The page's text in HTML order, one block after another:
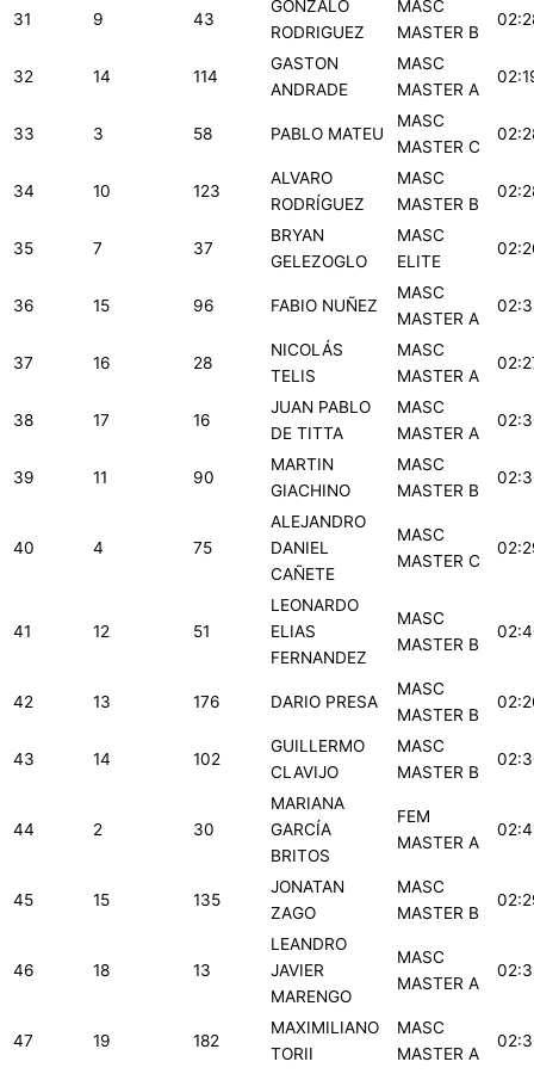
31 9 43
GONZALO
RODRIGUEZ
MASC
MASTER B
32 14 114
GASTON
ANDRADE
MASC
MASTER A
33 3 58 PABLO MATEU
MASC
MASTER C
34 10 123
ALVARO
RODRÍGUEZ
MASC
MASTER B
35 7 37
BRYAN
GELEZOGLO
MASC
ELITE
36 15 96 FABIO NUÑEZ
MASC
MASTER A
37 16 28
NICOLÁS
TELIS
MASC
MASTER A
38 17 16
JUAN PABLO
DE TITTA
MASC
MASTER A
39 11 90
MARTIN
GIACHINO
MASC
MASTER B
40 4 75
ALEJANDRO
DANIEL
CAÑETE
MASC
MASTER C
41 12 51
LEONARDO
ELIAS
FERNANDEZ
MASC
MASTER B
42 13 176 DARIO PRESA
MASC
MASTER B
43 14 102
GUILLERMO
CLAVIJO
MASC
MASTER B
44 2 30
MARIANA
GARCÍA
BRITOS
FEM
MASTER A
45 15 135
JONATAN
ZAGO
MASC
MASTER B
46 18 13
LEANDRO
JAVIER
MARENGO
MASC
MASTER A
47 19 182
MAXIMILIANO
TORII
MASC
MASTER A